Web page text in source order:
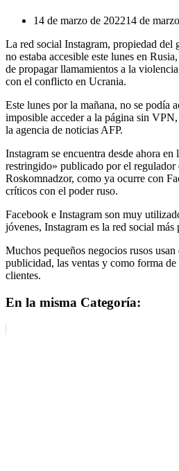
14 de marzo de 202214 de
La red social Instagram, propiedad del
no estaba accesible este lunes en
de propagar llamamientos a la
con el conflicto en Ucrania.
Este lunes por la mañana, no se podía
imposible acceder a la página sin
la agencia de noticias AFP.
Instagram se encuentra desde ahora
restringido» publicado por el regulador
Roskomnadzor, como ya ocurre con
críticos con el poder ruso.
Facebook e Instagram son muy
jóvenes, Instagram es la red social más
Muchos pequeños negocios rusos usan
publicidad, las ventas y como forma
clientes.
En la misma Categoría: